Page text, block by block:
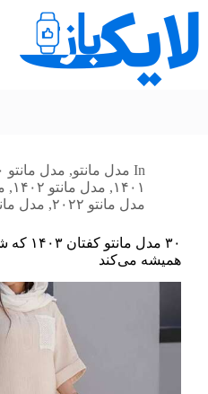
محتوا
In مدل مانتو, مدل مانتو ۱۴۰۰
۱۴۰۱, مدل مانتو ۱۴۰۲ ,
مدل مانتو ۲۰۲۲
, مدل مانتو
۳۰ مدل
همیشه می‌کند